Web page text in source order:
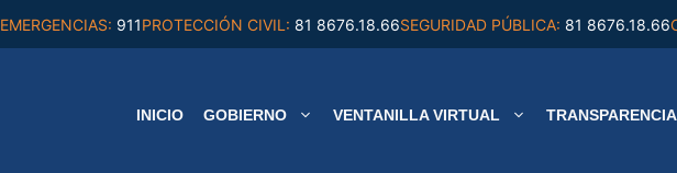
EMERGENCIAS: 911PROTECCIÓN CIVIL: 81 8676.18.66SEGURIDAD PÚBLICA: 81 8676.18.66
INICIO GOBIERNO VENTANILLA VIRTUAL TRANSPARENCIA